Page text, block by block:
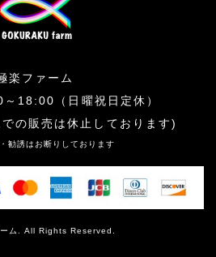
楽ファーム
18:00（日曜祝日定休）
の販売は休止しております)
勧誘はお断りしております
ム. All Rights Reserved.